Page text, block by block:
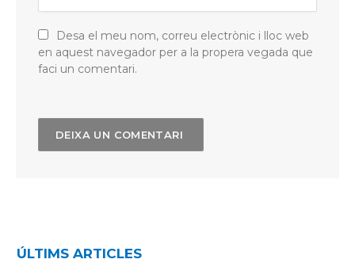
Desa el meu nom, correu electrònic i lloc web
en aquest navegador per a la propera vegada que
faci un comentari.
ÚLTIMS ARTICLES